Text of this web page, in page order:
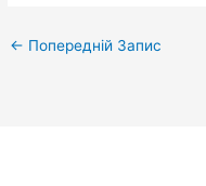
← Попередній Запис